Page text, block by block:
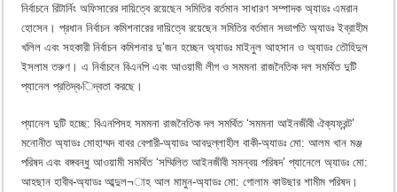
নির্বাচনে রিটার্নিং অফিসারের দায়িত্বে রয়েছেন সমিতির বর্তমান সাধারণ সম্পাদক অ্যাডঃ এমরান
হোসেন। প্রধান নির্বাচন কমিশনারের দায়িত্বে রয়েছেন সমিতির বর্তমান সভাপতি অ্যাডঃ ইব্রাহীম
খলিল এবং সহকারী নির্বাচন কমিশনার দু’জন হচ্ছেন অ্যাডঃ মাইনুল আহসান ও অ্যাডঃ তৌহিদুল
ইসলাম তরুণ। এ নির্বাচনে বিএনপি এবং আওয়ামী লীগ ও সমমনা রাজনৈতিক দল সমর্থিত দুটি
প্যানেল প্রতিদ্ব›িদ্বতা করছে।
প্যানেল দুটি হচ্ছে: বিএনপিসহ সমমনা রাজনৈতিক দল সমর্থিত ‘সমমনা আইনজীবী ঐক্যফ্রন্ট’
মনোনীত অ্যাডঃ মোহাম্মদ বাবর বেপারী-অ্যাডঃ আবদুল্লাহীল বাকী-অ্যাডঃ মো: আলম খান মঞ্জ
পরিষদ এবং বঙ্গবন্ধু আওয়ামী সমর্থিত ‘সম্মিলিত আইনজীবী সমন্বয় পরিষদ’ প্যানেলে অ্যাডঃ মো:
আহছান হাবীব-অ্যাডঃ আব্দুল¬াহ আল মামুন-অ্যাডঃ মো: গোলাম কাউছার শামীম পরিষদ।